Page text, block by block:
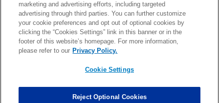
More NFL 特集
TOP お問い合わせ FAQ
PHOTO BY AP Images / PHOTO BY Getty Images
marketing and advertising efforts, including targeted
advertising through third parties. You can further customize
your cookie preferences and opt out of optional cookies by
clicking the “Cookies Settings” link in this banner or in the
footer of this website’s homepage. For more information,
please refer to our Privacy Policy.
Cookie Settings
Reject Optional Cookies